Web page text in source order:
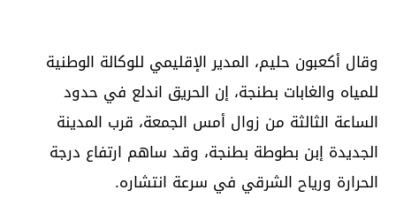
وقال ‫أكعبون حليم، المدير الإقليمي للوكالة الوطنية
للمياه والغابات بطنجة، إن الحريق اندلع في حدود
الساعة الثالثة من زوال أمس الجمعة، قرب المدينة
الجديدة إبن بطوطة بطنجة، وقد ساهم ارتفاع درجة
الحرارة ورياح الشرقي في سرعة انتشاره.